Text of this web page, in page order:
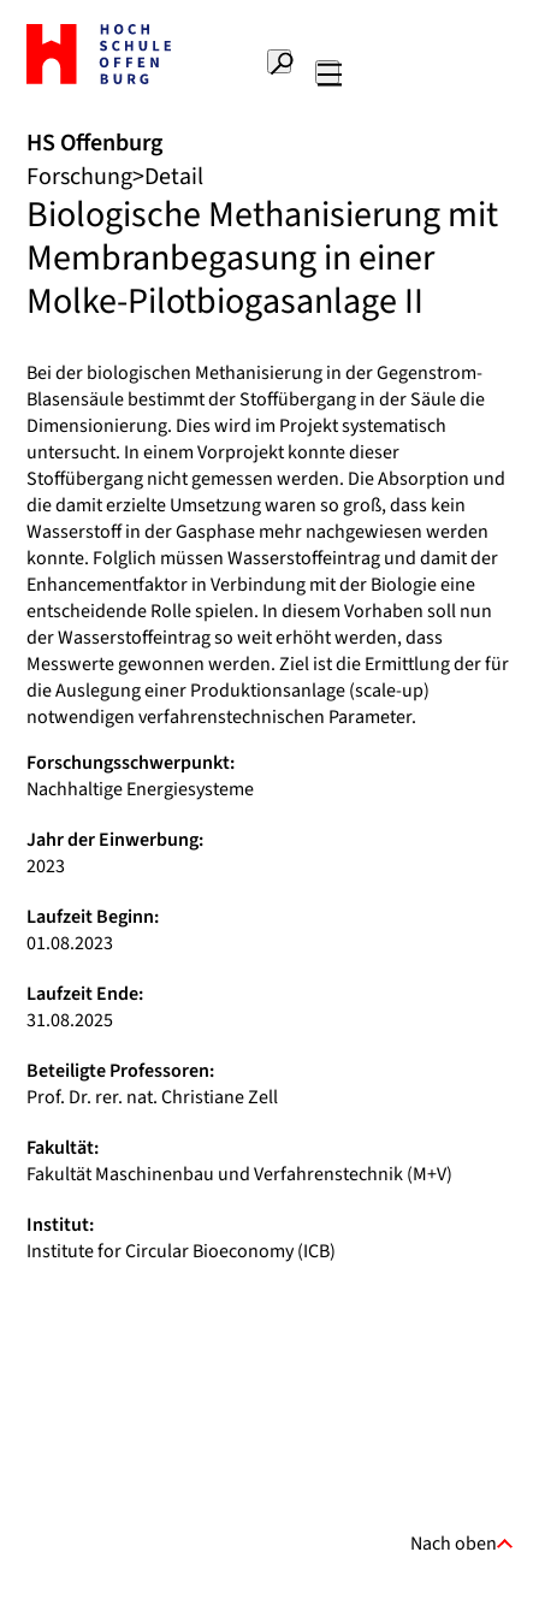
Zur
Startseite
Hochschule
Suche
HS Offenburg
Forschung Detail
Biologische Methanisierung mit
Membranbegasung in einer
Molke-Pilotbiogasanlage II
Bei der biologischen Methanisierung in der Gegenstrom-
Blasensäule bestimmt der Stoffübergang in der Säule die
Dimensionierung. Dies wird im Projekt systematisch
untersucht. In einem Vorprojekt konnte dieser
Stoffübergang nicht gemessen werden. Die Absorption und
die damit erzielte Umsetzung waren so groß, dass kein
Wasserstoff in der Gasphase mehr nachgewiesen werden
konnte. Folglich müssen Wasserstoffeintrag und damit der
Enhancementfaktor in Verbindung mit der Biologie eine
entscheidende Rolle spielen. In diesem Vorhaben soll nun
der Wasserstoffeintrag so weit erhöht werden, dass
Messwerte gewonnen werden. Ziel ist die Ermittlung der für
die Auslegung einer Produktionsanlage (scale-up)
notwendigen verfahrenstechnischen Parameter.
Forschungsschwerpunkt:
Nachhaltige Energiesysteme
Jahr der Einwerbung:
2023
Laufzeit Beginn:
01.08.2023
Laufzeit Ende:
31.08.2025
Beteiligte Professoren:
Prof. Dr. rer. nat. Christiane Zell
Fakultät:
Fakultät Maschinenbau und Verfahrenstechnik (M+V)
Institut:
Institute for Circular Bioeconomy (ICB)
Nach oben